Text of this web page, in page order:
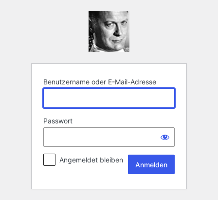
Benutzername oder E-Mail-Adresse
Passwort
Angemeldet bleiben